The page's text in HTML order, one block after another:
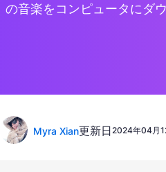
の音楽をコンピュータにダ
Myra Xian更新日2024年04月